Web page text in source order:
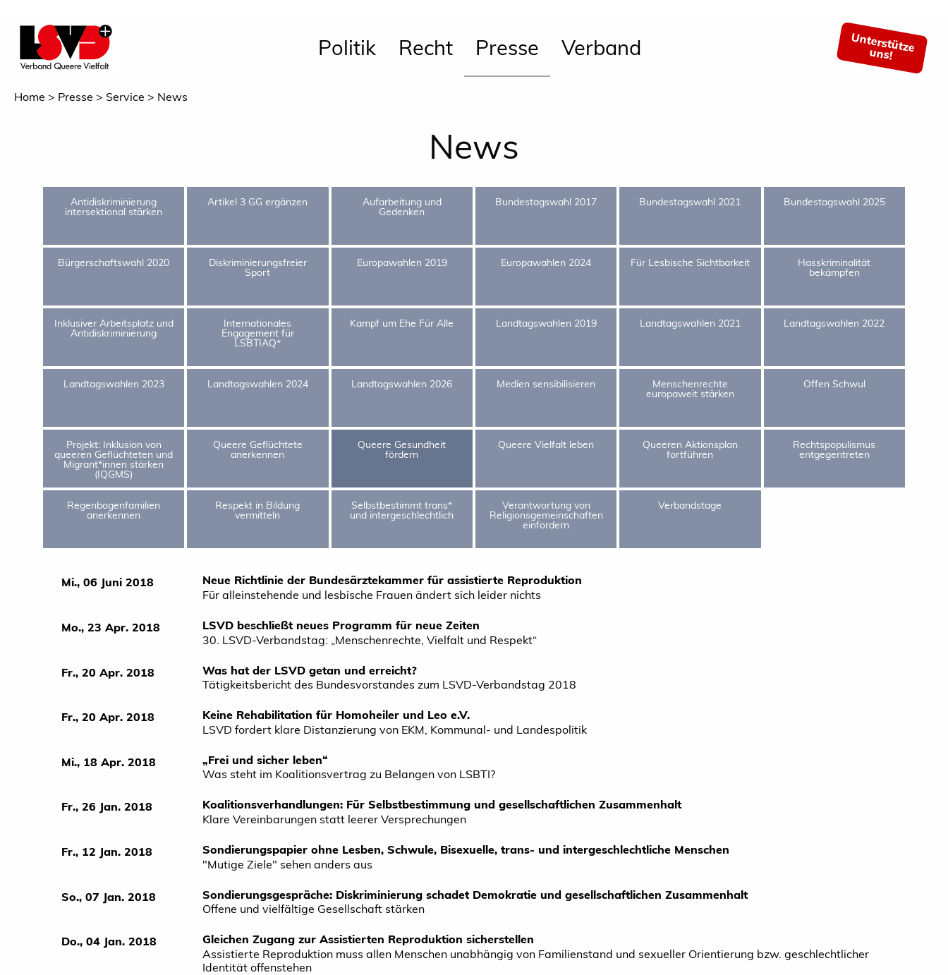
Politik Recht Presse Verband Unterstütze
uns!
Home Presse Service News
News
Antidiskriminierung
intersektional stärken
Artikel 3 GG ergänzen Aufarbeitung und
Gedenken
Bundestagswahl 2017 Bundestagswahl 2021 Bundestagswahl 2025
Bürgerschaftswahl 2020 Diskriminierungsfreier
Sport
Europawahlen 2019 Europawahlen 2024 Für Lesbische Sichtbarkeit Hasskriminalität
bekämpfen
Inklusiver Arbeitsplatz und
Antidiskriminierung
Internationales
Engagement für
LSBTIAQ*
Kampf um Ehe Für Alle Landtagswahlen 2019 Landtagswahlen 2021 Landtagswahlen 2022
Landtagswahlen 2023 Landtagswahlen 2024 Landtagswahlen 2026 Medien sensibilisieren Menschenrechte
europaweit stärken
Offen Schwul
Projekt: Inklusion von
queeren Geflüchteten und
Migrant*innen stärken
(IQGMS)
Queere Geflüchtete
anerkennen
Queere Gesundheit
fördern
Queere Vielfalt leben Queeren Aktionsplan
fortführen
Rechtspopulismus
entgegentreten
Regenbogenfamilien
anerkennen
Respekt in Bildung
vermitteln
Selbstbestimmt trans*
und intergeschlechtlich
Verantwortung von
Religionsgemeinschaften
einfordern
Verbandstage
Mi., 06 Juni 2018
Neue Richtlinie der Bundesärztekammer für assistierte Reproduktion
Für alleinstehende und lesbische Frauen ändert sich leider nichts
Mo., 23 Apr. 2018
LSVD beschließt neues Programm für neue Zeiten
30. LSVD-Verbandstag: „Menschenrechte, Vielfalt und Respekt“
Fr., 20 Apr. 2018
Was hat der LSVD getan und erreicht?
Tätigkeitsbericht des Bundesvorstandes zum LSVD-Verbandstag 2018
Fr., 20 Apr. 2018
Keine Rehabilitation für Homoheiler und Leo e.V.
LSVD fordert klare Distanzierung von EKM, Kommunal- und Landespolitik
Mi., 18 Apr. 2018
„Frei und sicher leben“
Was steht im Koalitionsvertrag zu Belangen von LSBTI?
Fr., 26 Jan. 2018
Koalitionsverhandlungen: Für Selbstbestimmung und gesellschaftlichen Zusammenhalt
Klare Vereinbarungen statt leerer Versprechungen
Fr., 12 Jan. 2018
Sondierungspapier ohne Lesben, Schwule, Bisexuelle, trans- und intergeschlechtliche Menschen
"Mutige Ziele" sehen anders aus
So., 07 Jan. 2018
Sondierungsgespräche: Diskriminierung schadet Demokratie und gesellschaftlichen Zusammenhalt
Offene und vielfältige Gesellschaft stärken
Do., 04 Jan. 2018
Gleichen Zugang zur Assistierten Reproduktion sicherstellen
Assistierte Reproduktion muss allen Menschen unabhängig von Familienstand und sexueller Orientierung bzw. geschlechtlicher
Identität offenstehen